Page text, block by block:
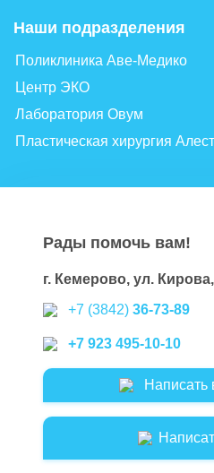
Наши подразделения
Поликлиника Аве-Медико
Центр ЭКО
Лаборатория Овум
Пластическая хирургия
Рады помочь вам!
г. Кемерово, ул.
+7 (3842) 36-73-89
+7 923 495-10-10
Написать